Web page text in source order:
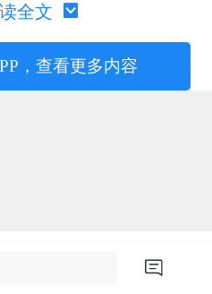
全文
，查看更多内容